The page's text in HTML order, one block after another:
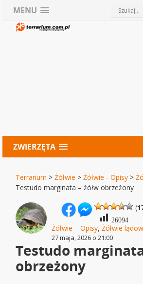
MENU
ZWIERZĘTA
Terrarium >Żółwie >Żółwie - Opisy >
Testudo marginata – żółw obrzeżony
(
26094
Żółwie – Opisy,Żółwie
27 maja, 2026 o 21:00
Testudo
obrzeżony